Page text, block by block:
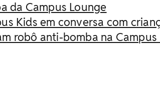
da Campus Lounge
Kids em conversa com
robô anti-bomba na Campus